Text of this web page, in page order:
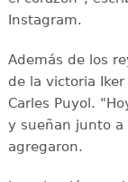
Instagram.
Además de los
de la victoria
Carles Puyol.
y sueñan junto a
agregaron.